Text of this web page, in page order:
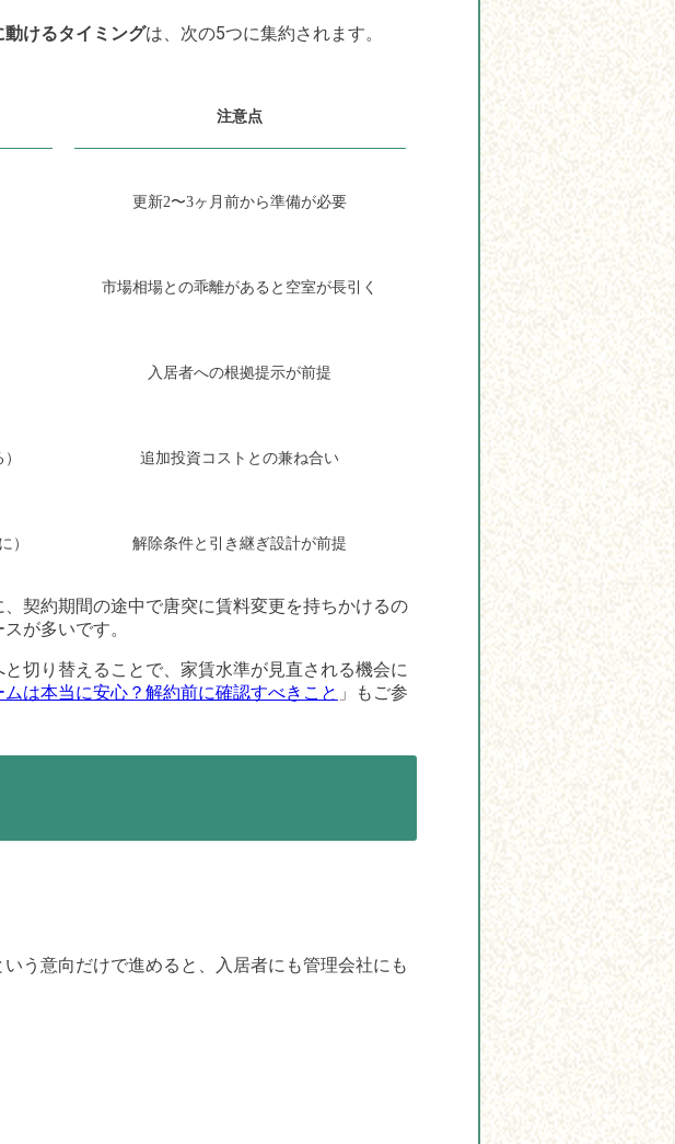
動けるタイミングは、次の5つに集約されます。
注意点
更新2〜3ヶ月前から準備が必要
市場相場との乖離があると空室が長引く
入居者への根拠提示が前提
追加投資コストとの兼ね合い
） 解除条件と引き継ぎ設計が前提
、契約期間の途中で唐突に賃料変更を持ちかけるの
が多いです。
切り替えることで、家賃水準が見直される機会に
は本当に安心？解約前に確認すべきこと 」もご参
う意向だけで進めると、入居者にも管理会社にも